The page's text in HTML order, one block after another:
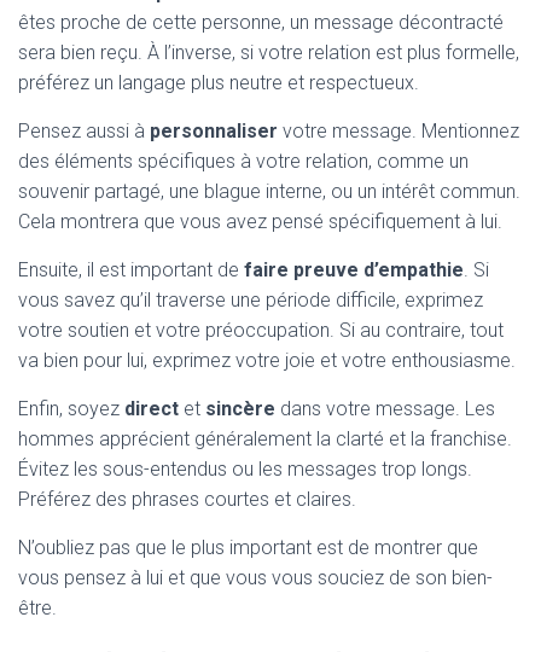
êtes proche de cette personne, un message décontracté
sera bien reçu. À l’inverse, si votre relation est plus formelle,
préférez un langage plus neutre et respectueux.
Pensez aussi à personnaliser votre message. Mentionnez
des éléments spécifiques à votre relation, comme un
souvenir partagé, une blague interne, ou un intérêt commun.
Cela montrera que vous avez pensé spécifiquement à lui.
Ensuite, il est important de faire preuve d’empathie. Si
vous savez qu’il traverse une période difficile, exprimez
votre soutien et votre préoccupation. Si au contraire, tout
va bien pour lui, exprimez votre joie et votre enthousiasme.
Enfin, soyez direct et sincère dans votre message. Les
hommes apprécient généralement la clarté et la franchise.
Évitez les sous-entendus ou les messages trop longs.
Préférez des phrases courtes et claires.
N’oubliez pas que le plus important est de montrer que
vous pensez à lui et que vous vous souciez de son bien-
être.